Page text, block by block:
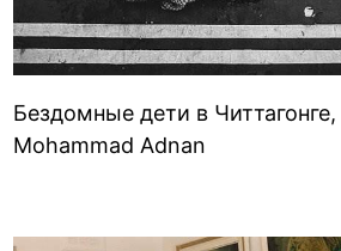
Бездомные дети в
Mohammad Adnan